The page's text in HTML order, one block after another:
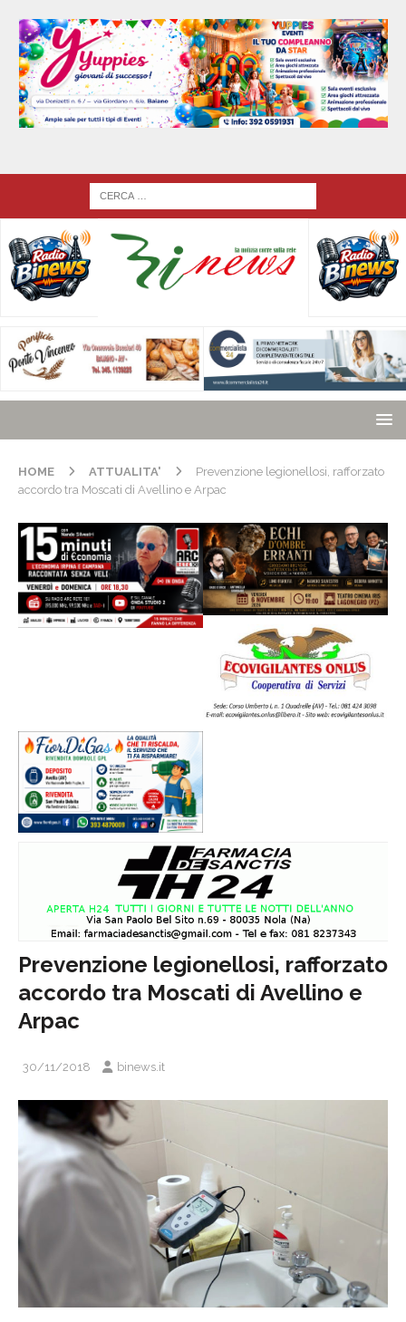
HOME ATTUALITA'
Prevenzione legionellosi, rafforzato
accordo tra Moscati di Avellino e Arpac
Prevenzione legionellosi, rafforzato
accordo tra Moscati di Avellino e
Arpac
30/11/2018 binews.it